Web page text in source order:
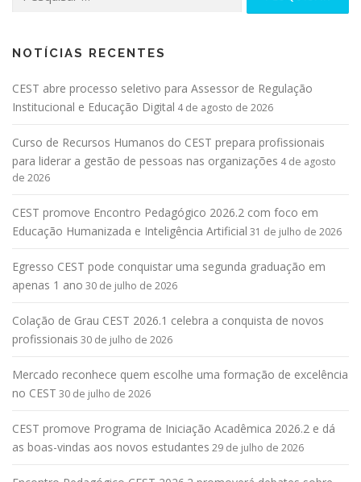
NOTÍCIAS RECENTES
CEST abre processo seletivo para Assessor de Regulação
Institucional e Educação Digital 4 de agosto de 2026
Curso de Recursos Humanos do CEST prepara profissionais
para liderar a gestão de pessoas nas organizações 4 de agosto
de 2026
CEST promove Encontro Pedagógico 2026.2 com foco em
Educação Humanizada e Inteligência Artificial 31 de julho de 2026
Egresso CEST pode conquistar uma segunda graduação em
apenas 1 ano 30 de julho de 2026
Colação de Grau CEST 2026.1 celebra a conquista de novos
profissionais 30 de julho de 2026
Mercado reconhece quem escolhe uma formação de excelência
no CEST 30 de julho de 2026
CEST promove Programa de Iniciação Acadêmica 2026.2 e dá
as boas-vindas aos novos estudantes 29 de julho de 2026